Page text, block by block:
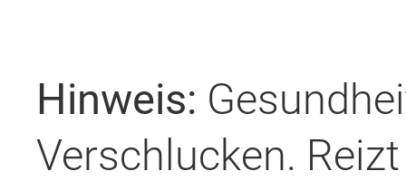
Hinweis:
Verschlucken.